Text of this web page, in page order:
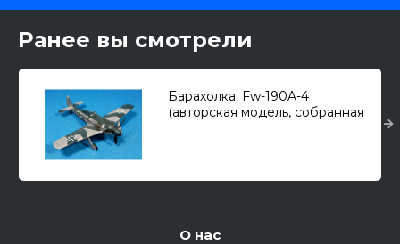
Ранее вы смотрели
Барахолка: Fw-190A-4
(авторская модель, собранная
О нас